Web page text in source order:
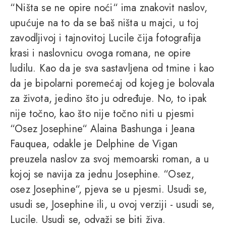
“Ništa se ne opire noći“ ima znakovit naslov,
upućuje na to da se baš ništa u majci, u toj
zavodljivoj i tajnovitoj Lucile čija fotografija
krasi i naslovnicu ovoga romana, ne opire
ludilu. Kao da je sva sastavljena od tmine i kao
da je bipolarni poremećaj od kojeg je bolovala
za života, jedino što ju određuje. No, to ipak
nije točno, kao što nije točno niti u pjesmi
“Osez Josephine“ Alaina Bashunga i Jeana
Fauquea, odakle je Delphine de Vigan
preuzela naslov za svoj memoarski roman, a u
kojoj se navija za jednu Josephine. “Osez,
osez Josephine“, pjeva se u pjesmi. Usudi se,
usudi se, Josephine ili, u ovoj verziji - usudi se,
Lucile. Usudi se, odvaži se biti živa.